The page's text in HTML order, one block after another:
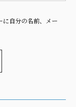
に自分の名前、メー